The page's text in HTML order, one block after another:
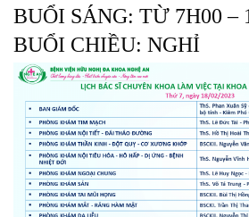
BUỔI SÁNG: TỪ 7H00 –
BUỔI CHIỀU: NGHỈ